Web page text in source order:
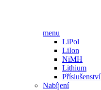
menu
LiPol
LiIon
NiMH
Lithium
Příslušenství
Nabíjení